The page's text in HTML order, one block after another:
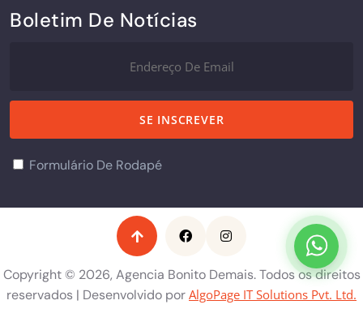
Boletim De Notícias
Formulário De Rodapé
Copyright © 2026, Agencia Bonito Demais. Todos os direitos
reservados | Desenvolvido por AlgoPage IT Solutions Pvt. Ltd.